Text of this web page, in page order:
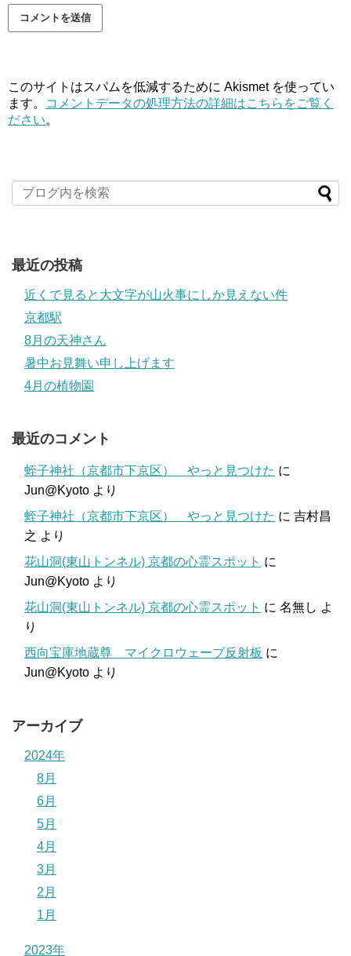
このサイトはスパムを低減するために Akismet を使ってい
ます。
コメントデータの処理方法の詳細はこちらをご覧く
ださい。
最近の投稿
近くで見ると大文字が山火事にしか見えない件
京都駅
8月の天神さん
暑中お見舞い申し上げます
4月の植物園
最近のコメント
蛭子神社（京都市下京区） やっと見つけた に
Jun@Kyoto より
蛭子神社（京都市下京区） やっと見つけた に 吉村昌
之 より
花山洞(東山トンネル) 京都の心霊スポット に
Jun@Kyoto より
花山洞(東山トンネル) 京都の心霊スポット に 名無し よ
り
西向宝庫地蔵尊 マイクロウェーブ反射板 に
Jun@Kyoto より
アーカイブ
2024年
8月
6月
5月
4月
3月
2月
1月
2023年